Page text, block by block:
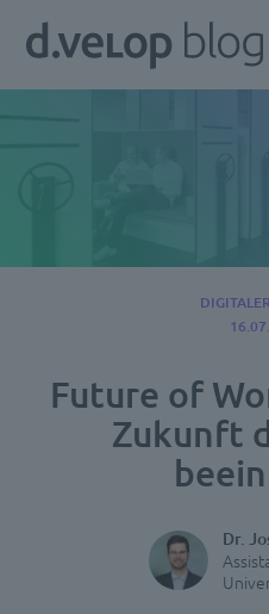
Zum
Inhalt
d.velop
Future of
Zukunft
Dr.